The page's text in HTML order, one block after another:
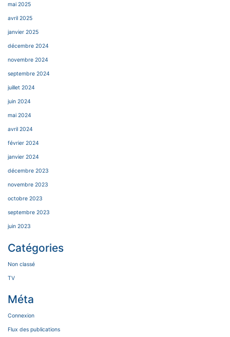
mai 2025
avril 2025
janvier 2025
décembre 2024
novembre 2024
septembre 2024
juillet 2024
juin 2024
mai 2024
avril 2024
février 2024
janvier 2024
décembre 2023
novembre 2023
octobre 2023
septembre 2023
juin 2023
Catégories
Non classé
TV
Méta
Connexion
Flux des publications